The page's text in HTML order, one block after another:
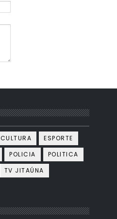
CULTURA
ESPORTE
POLICIA
POLITICA
TV JITAÚNA